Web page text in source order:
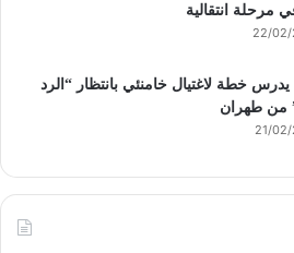
مرحلة انتقالية
22/02/
خطة لاغتيال خامنئي بانتظار “الرد
من طهران
21/